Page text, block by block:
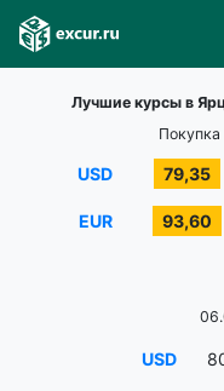
Лучшие курсы в
Покупка
USD 79,35
EUR 93,60
USD